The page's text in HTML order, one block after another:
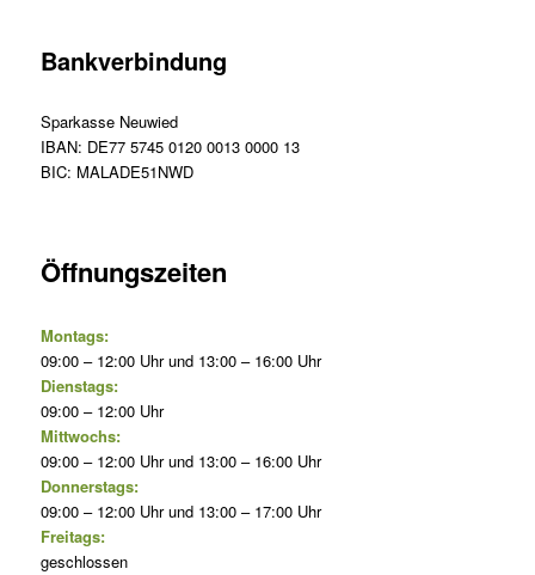
Bankverbindung
Sparkasse Neuwied
IBAN: DE77 5745 0120 0013 0000 13
BIC: MALADE51NWD
Öffnungszeiten
Montags:
09:00 – 12:00 Uhr und 13:00 – 16:00 Uhr
Dienstags:
09:00 – 12:00 Uhr
Mittwochs:
09:00 – 12:00 Uhr und 13:00 – 16:00 Uhr
Donnerstags:
09:00 – 12:00 Uhr und 13:00 – 17:00 Uhr
Freitags:
geschlossen